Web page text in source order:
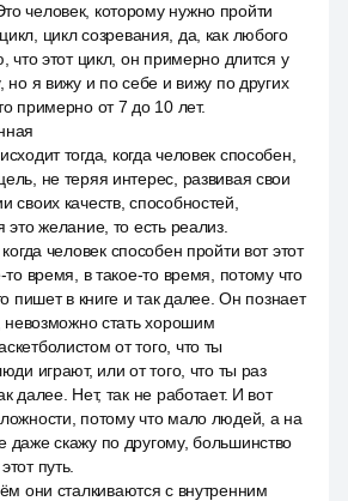
человек, которому нужно пройти
цикл созревания, да, как любого
что этот цикл, он примерно длится у
но я вижу и по себе и вижу по других
примерно от 7 до 10 лет.
тогда, когда человек способен,
не теряя интерес, развивая свои
своих качеств, способностей,
это желание, то есть реализ.
человек способен пройти вот этот
то время, в такое-то время, потому что
пишет в книге и так далее. Он познает
невозможно стать хорошим
от того, что ты
играют, или от того, что ты раз
далее. Нет, так не работает. И вот
потому что мало людей, а на
даже скажу по другому, большинство
путь.
они сталкиваются с внутренним